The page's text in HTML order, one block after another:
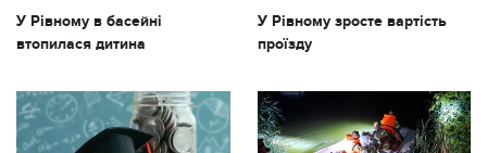
У Рівному в басейні
втопилася дитина
У Рівному зросте вартість
проїзду